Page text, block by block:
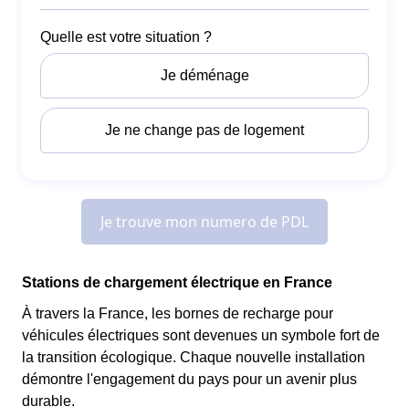
Stations de chargement électrique en France
À travers la France, les bornes de recharge pour
véhicules électriques sont devenues un symbole fort de
la transition écologique. Chaque nouvelle installation
démontre l'engagement du pays pour un avenir plus
durable.